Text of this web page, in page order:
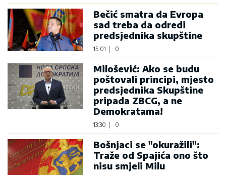
Bečić smatra da Evropa
sad treba da odredi
predsjednika skupštine
15:01 0
Milošević: Ako se budu
poštovali principi, mjesto
predsjednika Skupštine
pripada ZBCG, a ne
Demokratama!
13:30 0
Bošnjaci se "okuražili":
Traže od Spajića ono što
nisu smjeli Milu